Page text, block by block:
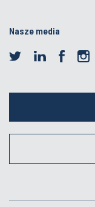
Nasze media